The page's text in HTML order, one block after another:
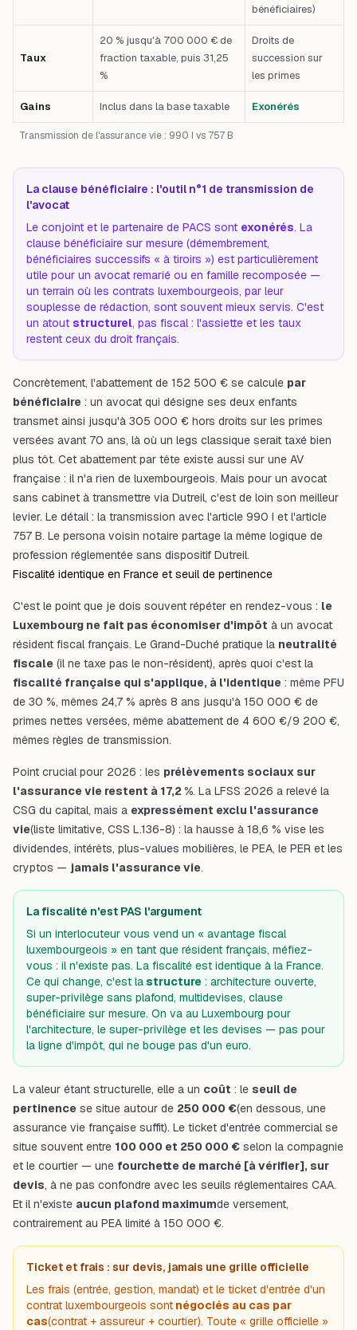
Transmission de l'assurance vie : 990 I vs 757 B
bénéficiaires)
Taux
20 % jusqu'à 700 000 € de
fraction taxable, puis 31,25
%
Droits de
succession sur
les primes
Gains Inclus dans la base taxable Exonérés
La clause bénéficiaire : l'outil n°1 de transmission de
l'avocat
Le conjoint et le partenaire de PACS sont exonérés. La
clause bénéficiaire sur mesure (démembrement,
bénéficiaires successifs « à tiroirs ») est particulièrement
utile pour un avocat remarié ou en famille recomposée —
un terrain où les contrats luxembourgeois, par leur
souplesse de rédaction, sont souvent mieux servis. C'est
un atout structurel, pas fiscal : l'assiette et les taux
restent ceux du droit français.
Concrètement, l'abattement de 152 500 € se calcule par
bénéficiaire : un avocat qui désigne ses deux enfants
transmet ainsi jusqu'à 305 000 € hors droits sur les primes
versées avant 70 ans, là où un legs classique serait taxé bien
plus tôt. Cet abattement par tête existe aussi sur une AV
française : il n'a rien de luxembourgeois. Mais pour un avocat
sans cabinet à transmettre via Dutreil, c'est de loin son meilleur
levier. Le détail : la transmission avec l'article 990 I et l'article
757 B. Le persona voisin notaire partage la même logique de
profession réglementée sans dispositif Dutreil.
Fiscalité identique en France et seuil de pertinence
C'est le point que je dois souvent répéter en rendez-vous : le
Luxembourg ne fait pas économiser d'impôt à un avocat
résident fiscal français. Le Grand-Duché pratique la neutralité
fiscale (il ne taxe pas le non-résident), après quoi c'est la
fiscalité française qui s'applique, à l'identique : même PFU
de 30 %, mêmes 24,7 % après 8 ans jusqu'à 150 000 € de
primes nettes versées, même abattement de 4 600 €/9 200 €,
mêmes règles de transmission.
Point crucial pour 2026 : les prélèvements sociaux sur
l'assurance vie restent à 17,2 %. La LFSS 2026 a relevé la
CSG du capital, mais a expressément exclu l'assurance
vie(liste limitative, CSS L.136-8) : la hausse à 18,6 % vise les
dividendes, intérêts, plus-values mobilières, le PEA, le PER et les
cryptos — jamais l'assurance vie.
La fiscalité n'est PAS l'argument
Si un interlocuteur vous vend un « avantage fiscal
luxembourgeois » en tant que résident français, méfiez-
vous : il n'existe pas. La fiscalité est identique à la France.
Ce qui change, c'est lastructure : architecture ouverte,
super-privilège sans plafond, multidevises, clause
bénéficiaire sur mesure. On va au Luxembourg pour
l'architecture, le super-privilège et les devises — pas pour
la ligne d'impôt, qui ne bouge pas d'un euro.
La valeur étant structurelle, elle a un coût : le seuil de
pertinence se situe autour de 250 000 €(en dessous, une
assurance vie française suffit). Le ticket d'entrée commercial se
situe souvent entre 100 000 et 250 000 € selon la compagnie
et le courtier — une fourchette de marché [à vérifier], sur
devis, à ne pas confondre avec les seuils réglementaires CAA.
Et il n'existe aucun plafond maximumde versement,
contrairement au PEA limité à 150 000 €.
Ticket et frais : sur devis, jamais une grille officielle
Les frais (entrée, gestion, mandat) et le ticket d'entrée d'un
contrat luxembourgeois sont négociés au cas par
cas(contrat + assureur + courtier). Toute « grille officielle »